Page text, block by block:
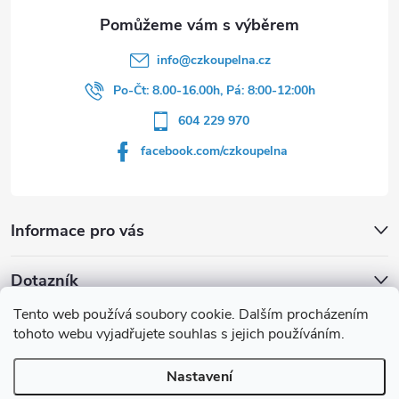
Tento web používá soubory cookie. Dalším procházením
tohoto webu vyjadřujete souhlas s jejich používáním.
Nastavení
Informace pro vás
info@czkoupelna.cz
Po-Čt: 8.00-16.00h, Pá: 8:00-12:00h
604 229 970
facebook.com/czkoupelna
Dotazník
Líbí se vám u sprchového koutu rám barvě
Počet hlasů:149